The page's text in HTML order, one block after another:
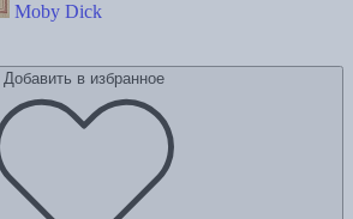
Moby Dick
Добавить в избранное